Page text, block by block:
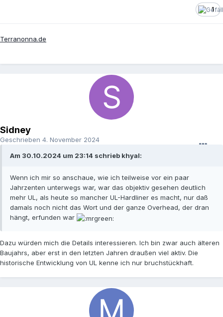
1
Terranonna.de
Sidney
Geschrieben 4. November 2024
Am 30.10.2024 um 23:14 schrieb khyal:
Wenn ich mir so anschaue, wie ich teilweise vor ein paar
Jahrzenten unterwegs war, war das objektiv gesehen deutlich
mehr UL, als heute so mancher UL-Hardliner es macht, nur daß
damals noch nicht das Wort und der ganze Overhead, der dran
hängt, erfunden war
Dazu würden mich die Details interessieren. Ich bin zwar auch älteren
Baujahrs, aber erst in den letzten Jahren draußen viel aktiv. Die
historische Entwicklung von UL kenne ich nur bruchstückhaft.